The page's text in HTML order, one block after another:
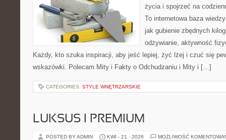
życia i spojrzeć na
To internetowa baza
jak gubienie zbędnych
odżywianie, aktywność
Każdy, kto szuka inspiracji, aby jeść lepiej, żyć lżej i czuć się
wskazówki. Polecam Mity i Fakty o Odchudzaniu i Mity i […]
CATEGORIES: STYLE WNĘTRZARSKIE
LUKSUS I PREMIUM
POSTED BY ADMIN KWI - 21 - 2026 MOŻLIWOŚĆ